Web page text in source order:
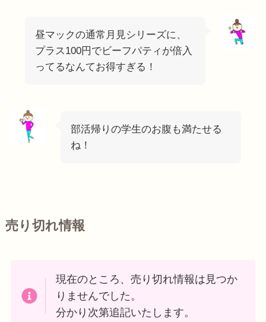
昼マックの通常月見シリーズに、
プラス100円でビーフパティが倍入
ってるなんてお得すぎる！
部活帰りの学生のお腹も満たせる
ね！
売り切れ情報
現在のところ、売り切れ情報は見つか
りませんでした。
分かり次第追記いたします。